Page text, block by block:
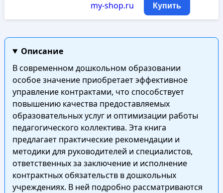
my-shop.ru Купить
Описание
В современном дошкольном образовании
особое значение приобретает эффективное
управление контрактами, что способствует
повышению качества предоставляемых
образовательных услуг и оптимизации работы
педагогического коллектива. Эта книга
предлагает практические рекомендации и
методики для руководителей и специалистов,
ответственных за заключение и исполнение
контрактных обязательств в дошкольных
учреждениях. В ней подробно рассматриваются